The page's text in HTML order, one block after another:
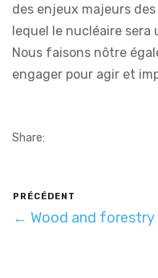
des enjeux majeurs
lequel le nucléaire
Nous faisons nôtre
engager pour agir et
Share:
PRÉCÉDENT
← Wood and forestry